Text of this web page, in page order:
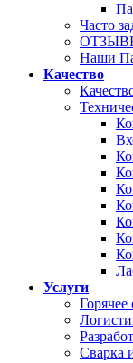
Часто
Наши
Качество
Услуги
Сварка